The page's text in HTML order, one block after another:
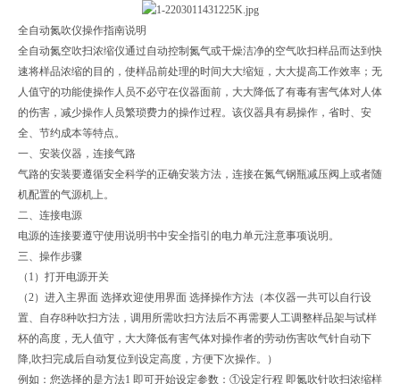
全自动氮吹仪操作指南说明
全自动氮空吹扫浓缩仪通过自动控制氮气或干燥洁净的空气吹扫样品而达到快
速将样品浓缩的目的，使样品前处理的时间大大缩短，大大提高工作效率；无
人值守的功能使操作人员不必守在仪器面前，大大降低了有毒有害气体对人体
的伤害，减少操作人员繁琐费力的操作过程。该仪器具有易操作，省时、安
全、节约成本等特点。
一、安装仪器，连接气路
气路的安装要遵循安全科学的正确安装方法，连接在氮气钢瓶减压阀上或者随
机配置的气源机上。
二、连接电源
电源的连接要遵守使用说明书中安全指引的电力单元注意事项说明。
三、操作步骤
（1）打开电源开关
（2）进入主界面 选择欢迎使用界面 选择操作方法（本仪器一共可以自行设
置、自存8种吹扫方法，调用所需吹扫方法后不再需要人工调整样品架与试样
杯的高度，无人值守，大大降低有害气体对操作者的劳动伤害吹气针自动下
降,吹扫完成后自动复位到设定高度，方便下次操作。）
例如：您选择的是方法1 即可开始设定参数：①设定行程 即氮吹针吹扫浓缩样